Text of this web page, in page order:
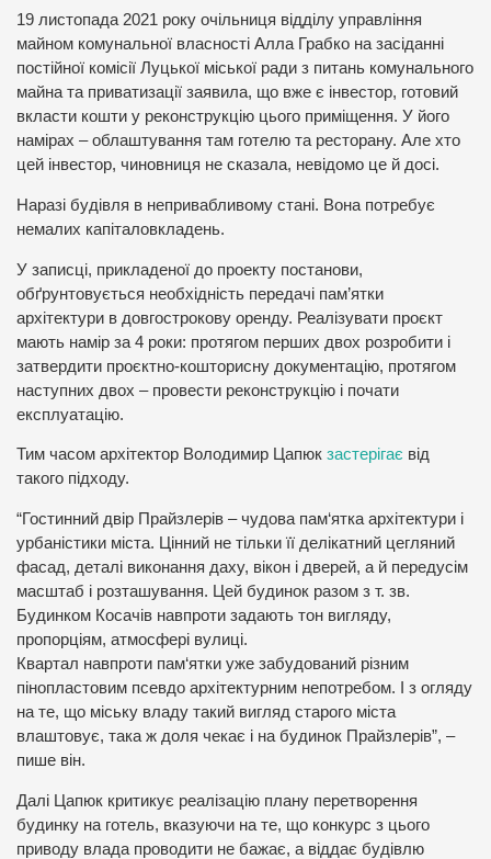
19 листопада 2021 року очільниця відділу управління
майном комунальної власності Алла Грабко на засіданні
постійної комісії Луцької міської ради з питань комунального
майна та приватизації заявила, що вже є інвестор, готовий
вкласти кошти у реконструкцію цього приміщення. У його
намірах – облаштування там готелю та ресторану. Але хто
цей інвестор, чиновниця не сказала, невідомо це й досі.
Наразі будівля в непривабливому стані. Вона потребує
немалих капіталовкладень.
У записці, прикладеної до проекту постанови,
обґрунтовується необхідність передачі пам’ятки
архітектури в довгострокову оренду. Реалізувати проєкт
мають намір за 4 роки: протягом перших двох розробити і
затвердити проєктно-кошторисну документацію, протягом
наступних двох – провести реконструкцію і почати
експлуатацію.
Тим часом архітектор Володимир Цапюк застерігає від
такого підходу.
“Гостинний двір Прайзлерів – чудова пам‘ятка архітектури і
урбаністики міста. Цінний не тільки її делікатний цегляний
фасад, деталі виконання даху, вікон і дверей, а й передусім
масштаб і розташування. Цей будинок разом з т. зв.
Будинком Косачів навпроти задають тон вигляду,
пропорціям, атмосфері вулиці.
Квартал навпроти пам‘ятки уже забудований різним
пінопластовим псевдо архітектурним непотребом. І з огляду
на те, що міську владу такий вигляд старого міста
влаштовує, така ж доля чекає і на будинок Прайзлерів”, –
пише він.
Далі Цапюк критикує реалізацію плану перетворення
будинку на готель, вказуючи на те, що конкурс з цього
приводу влада проводити не бажає, а віддає будівлю